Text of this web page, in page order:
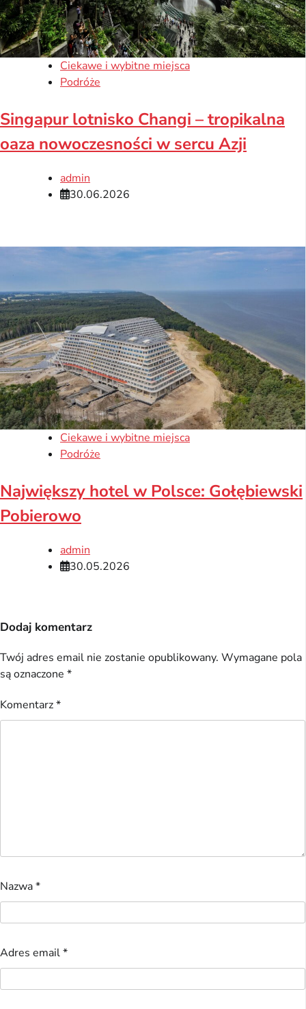
Ciekawe i wybitne miejsca
Podróże
Singapur lotnisko Changi – tropikalna
oaza nowoczesności w sercu Azji
admin
30.06.2026
Ciekawe i wybitne miejsca
Podróże
Największy hotel w Polsce: Gołębiewski
Pobierowo
admin
30.05.2026
Dodaj komentarz
Twój adres email nie zostanie opublikowany. Wymagane pola
są oznaczone *
Komentarz*
Nazwa*
Adres email*